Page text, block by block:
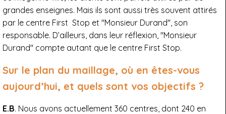
grandes enseignes. Mais ils sont aussi très souvent attirés
par le centre First Stop et "Monsieur Durand", son
responsable. D’ailleurs, dans leur réflexion, "Monsieur
Durand" compte autant que le centre First Stop.
Sur le plan du maillage, où en êtes-vous
aujourd’hui, et quels sont vos objectifs ?
E.B. Nous avons actuellement 360 centres, dont 240 en